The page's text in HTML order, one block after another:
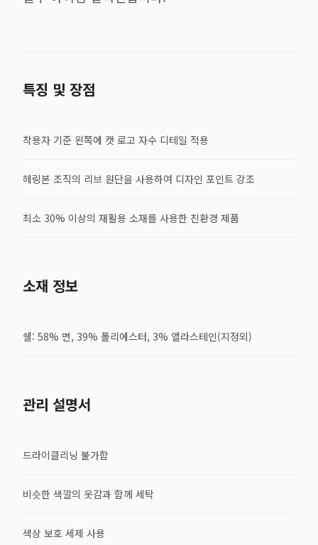
특징 및 장점
착용자 기준 왼쪽에 캣 로고 자수 디테일 적용
헤링본 조직의 리브 원단을 사용하여 디자인 포인트 강조
최소 30% 이상의 재활용 소재를 사용한 친환경 제품
소재 정보
쉘: 58% 면, 39% 폴리에스터, 3% 엘라스테인(지정외)
관리 설명서
드라이클리닝 불가함
비슷한 색깔의 옷감과 함께 세탁
색상 보호 세제 사용